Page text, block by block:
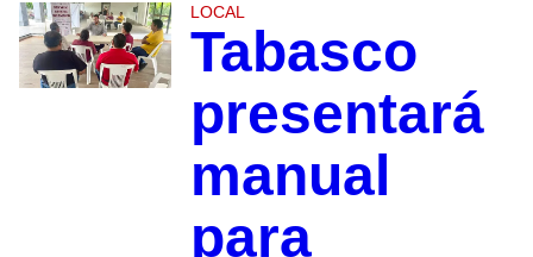
LOCAL
Tabasco
presentará
manual
para